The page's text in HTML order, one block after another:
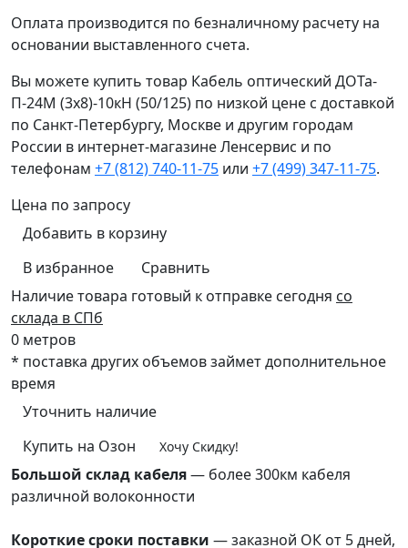
Оплата производится по безналичному расчету на
основании выставленного счета.
Вы можете купить товар Кабель оптический ДОТа-
П-24М (3х8)-10кН (50/125) по низкой цене с доставкой
по Санкт-Петербургу, Москве и другим городам
России в интернет-магазине Ленсервис и по
телефонам +7 (812) 740-11-75 или +7 (499) 347-11-75.
Цена по запросу
Добавить в корзину
В избранное
Сравнить
Наличие товара готовый к отправке сегодня со
склада в СПб
0 метров
* поставка других объемов займет дополнительное
время
Уточнить наличие
Купить на Озон
Хочу Скидку!
Большой склад кабеля— более 300км кабеля
различной волоконности
Короткие сроки поставки — заказной ОК от 5 дней,